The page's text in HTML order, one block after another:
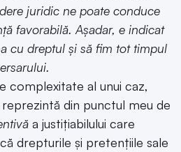
juridic ne poate conduce
favorabilă. Așadar, e indicat
cu dreptul și să fim tot timpul
complexitate al unui caz,
din punctul meu de
a justițiabilului care
drepturile și pretențiile sale